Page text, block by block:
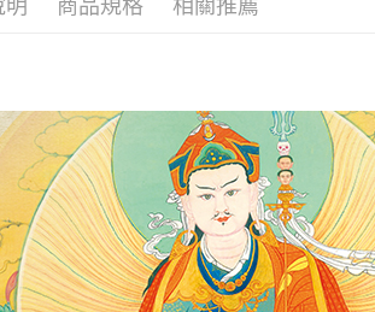
明 商品規格 相關推薦